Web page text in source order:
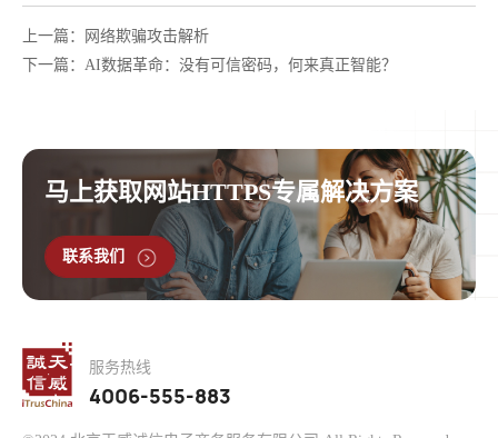
上一篇：网络欺骗攻击解析
下一篇：AI数据革命：没有可信密码，何来真正智能？
马上获取网站HTTPS专属解决方案
联系我们
服务热线
4006-555-883